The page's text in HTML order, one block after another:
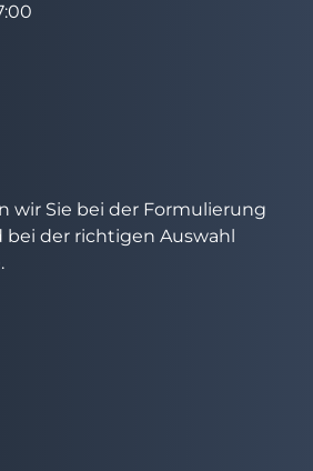
wir Sie bei der Formulierung
bei der richtigen Auswahl